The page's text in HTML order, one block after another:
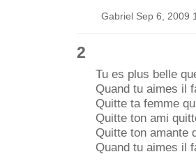
Gabriel Sep 6, 2009
2
Tu es plus belle
Quand tu aimes il
Quitte ta femme
Quitte ton ami
Quitte ton amante
Quand tu aimes il